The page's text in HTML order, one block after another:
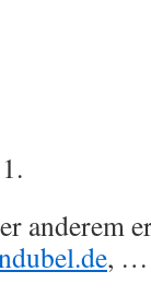
anderem
, …